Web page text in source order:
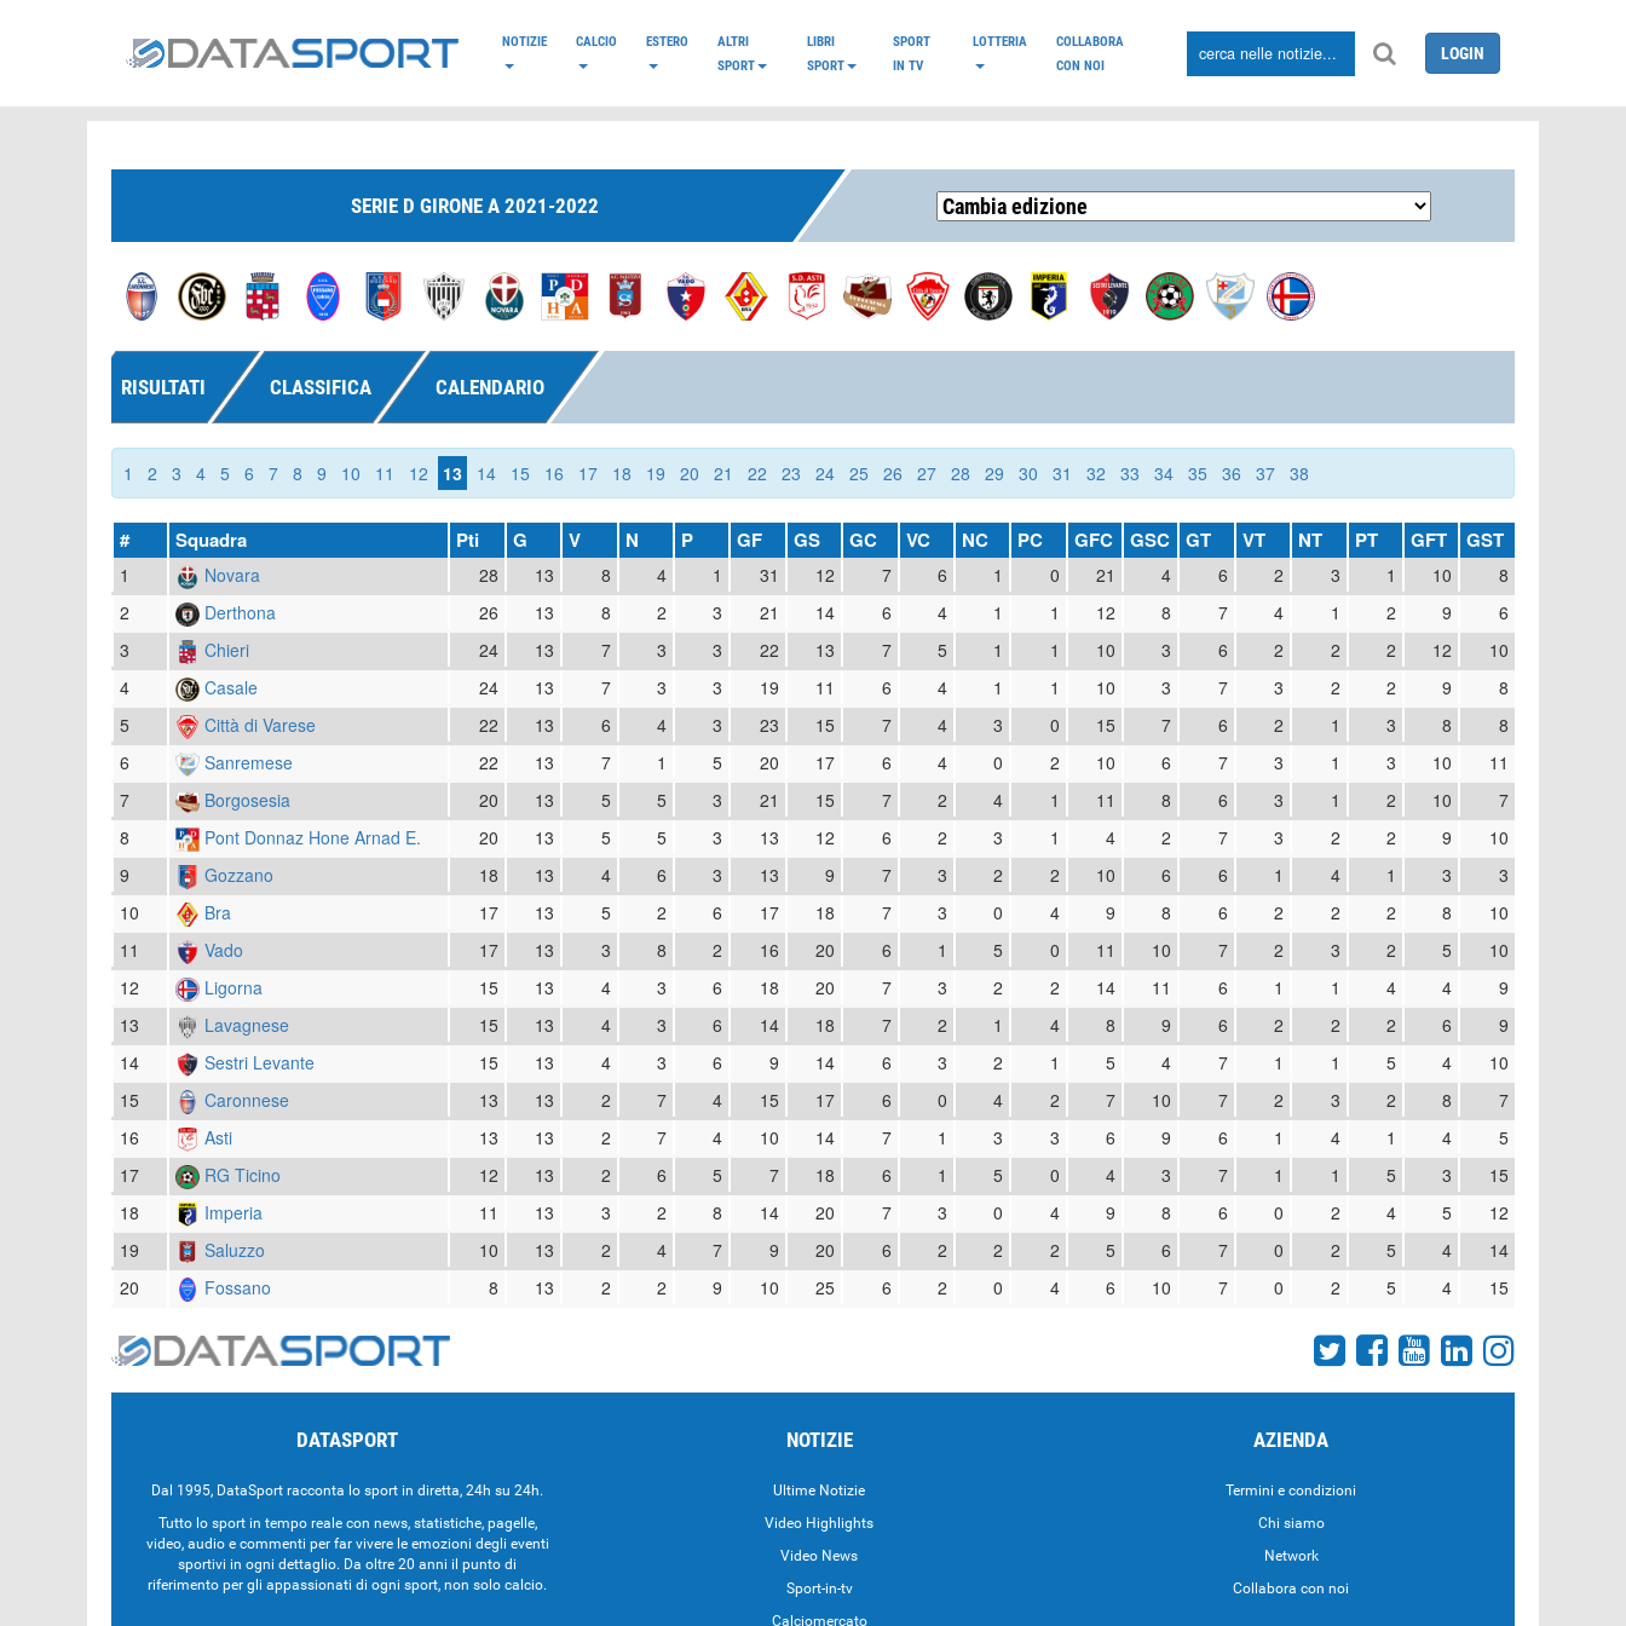
NOTIZIE CALCIO ESTERO
ALTRI
SPORT
LIBRI
SPORT
SPORT
IN TV
LOTTERIA
COLLABORA
CON NOI
LOGIN
SERIE D GIRONE A 2021-2022
RISULTATI CLASSIFICA CALENDARIO
1 2 3 4 5 6 7 8 9 10 11 12 13 14 15 16 17 18 19 20 21 22 23 24 25 26 27 28 29 30 31 32 33 34 35 36 37 38
# Squadra Pti G V N P GF GS GC VC NC PC GFC GSC GT VT NT PT GFT GST
1 Novara 28 13 8 4 1 31 12 7 6 1 0 21 4 6 2 3 1 10
8
2
Derthona 26 13 8 2 3 21 14 6 4 1 1 12 8 7 4 1 2 9
6
3
Chieri 24 13 7 3 3 22 13 7 5 1 1 10 3 6 2 2 2 12
10
4
Casale 24 13 7 3 3 19 11 6 4 1 1 10 3 7 3 2 2 9
8
5
Città di Varese 22 13 6 4 3 23 15 7 4 3 0 15 7 6 2 1 3 8
8
6
Sanremese 22 13 7 1 5 20 17 6 4 0 2 10 6 7 3 1 3 10
11
7
Borgosesia 20 13 5 5 3 21 15 7 2 4 1 11 8 6 3 1 2 10
7
8
Pont Donnaz Hone Arnad E. 20 13 5 5 3 13 12 6 2 3 1 4 2 7 3 2 2 9
10
9
Gozzano 18 13 4 6 3 13 9 7 3 2 2 10 6 6 1 4 1 3
3
10
Bra 17 13 5 2 6 17 18 7 3 0 4 9 8 6 2 2 2 8
10
11
Vado 17 13 3 8 2 16 20 6 1 5 0 11 10 7 2 3 2 5
10
12
Ligorna 15 13 4 3 6 18 20 7 3 2 2 14 11 6 1 1 4 4
9
13
Lavagnese 15 13 4 3 6 14 18 7 2 1 4 8 9 6 2 2 2 6
9
14
Sestri Levante 15 13 4 3 6 9 14 6 3 2 1 5 4 7 1 1 5 4
10
15
Caronnese 13 13 2 7 4 15 17 6 0 4 2 7 10 7 2 3 2 8
7
16
Asti 13 13 2 7 4 10 14 7 1 3 3 6 9 6 1 4 1 4
5
17
RG Ticino 12 13 2 6 5 7 18 6 1 5 0 4 3 7 1 1 5 3
15
18
Imperia 11 13 3 2 8 14 20 7 3 0 4 9 8 6 0 2 4 5
12
19
Saluzzo 10 13 2 4 7 9 20 6 2 2 2 5 6 7 0 2 5 4
14
20
Fossano 8 13 2 2 9 10 25 6 2 0 4 6 10 7 0 2 5 4 15
DATASPORT
Dal 1995, DataSport racconta lo sport in diretta, 24h su 24h.
Tutto lo sport in tempo reale con news, statistiche, pagelle,
video, audio e commenti per far vivere le emozioni degli eventi
sportivi in ogni dettaglio. Da oltre 20 anni il punto di
riferimento per gli appassionati di ogni sport, non solo calcio.
NOTIZIE
Ultime Notizie
Video Highlights
Video News
Sport-in-tv
Calciomercato
AZIENDA
Termini e condizioni
Chi siamo
Network
Collabora con noi